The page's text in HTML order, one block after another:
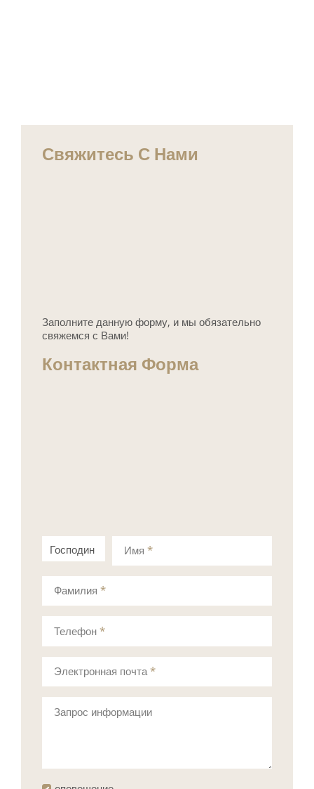
Свяжитесь С Нами
Заполните данную форму, и мы обязательно
свяжемся с Вами!
Контактная Форма
Господин Госпожа
Имя *
Телефон *
Запрос информации
Фамилия *
Электронная почта*